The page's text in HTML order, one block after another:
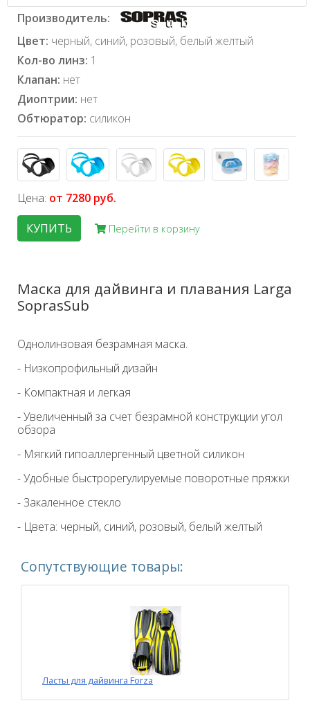
Производитель:
Цвет: черный, синий, розовый, белый желтый
Кол-во линз: 1
Клапан: нет
Диоптрии: нет
Обтюратор: силикон
Цена: от 7280 руб.
КУПИТЬ
Перейти в корзину
Маска для дайвинга и плавания Larga
SoprasSub
Однолинзовая безрамная маска.
- Низкопрофильный дизайн
- Компактная и легкая
- Увеличенный за счет безрамной конструкции угол
обзора
- Мягкий гипоаллергенный цветной силикон
- Удобные быстрорегулируемые поворотные пряжки
- Закаленное стекло
- Цвета: черный, синий, розовый, белый желтый
Сопутствующие товары:
Ласты для дайвинга Forza